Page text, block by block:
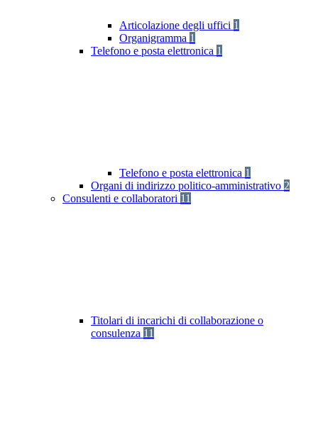
Articolazione degli uffici 1
Organigramma 1
Telefono e posta elettronica 1
Telefono e posta elettronica 1
Organi di indirizzo politico-amministrativo 2
Consulenti e collaboratori 11
Titolari di incarichi di collaborazione o
consulenza 11